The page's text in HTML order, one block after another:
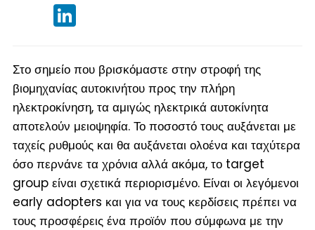
LinkedIn
Στο σημείο που βρισκόμαστε στην στροφή της
βιομηχανίας αυτοκινήτου προς την πλήρη
ηλεκτροκίνηση, τα αμιγώς ηλεκτρικά αυτοκίνητα
αποτελούν μειοψηφία. Το ποσοστό τους αυξάνεται με
ταχείς ρυθμούς και θα αυξάνεται ολοένα και ταχύτερα
όσο περνάνε τα χρόνια αλλά ακόμα, το target
group είναι σχετικά περιορισμένο. Είναι οι λεγόμενοι
early adopters και για να τους κερδίσεις πρέπει να
τους προσφέρεις ένα προϊόν που σύμφωνα με την